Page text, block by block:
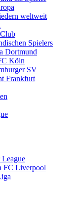
weltweit
Spielers
Dortmund
Köln
SV
Frankfurt
League
FC Liverpool